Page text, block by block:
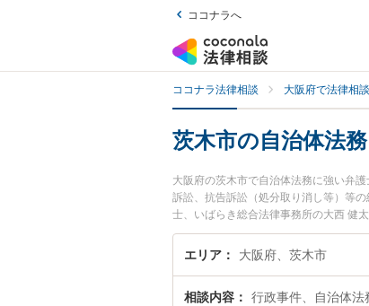
ココナラへ
ココナラ法律相談 大阪府で法律相
茨木市の自治体法
大阪府の茨木市で自治体法務に強い弁
訴訟、抗告訴訟（処分取り消し等）等
士、いばらき総合法律事務所の大西 健
すぐに弁護士に相談したい』『自治体
たい』などでお困りの相談者さんにおす
エリア 大阪府、茨木市
相談内容 行政事件、自治体法